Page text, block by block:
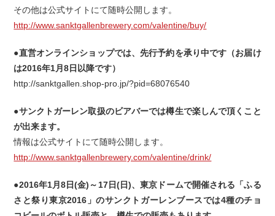
その他は公式サイトにて随時公開します。
http://www.sanktgallenbrewery.com/valentine/buy/
●直営オンラインショップでは、先行予約を承り中です（お届け
は2016年1月8日以降です）
http://sanktgallen.shop-pro.jp/?pid=68076540
●サンクトガーレン取扱のビアバーでは樽生で楽しんで頂くこと
が出来ます。
情報は公式サイトにて随時公開します。
http://www.sanktgallenbrewery.com/valentine/drink/
●2016年1月8日(金)～17日(日)、東京ドームで開催される「ふる
さと祭り東京2016」のサンクトガーレンブースでは4種のチョ